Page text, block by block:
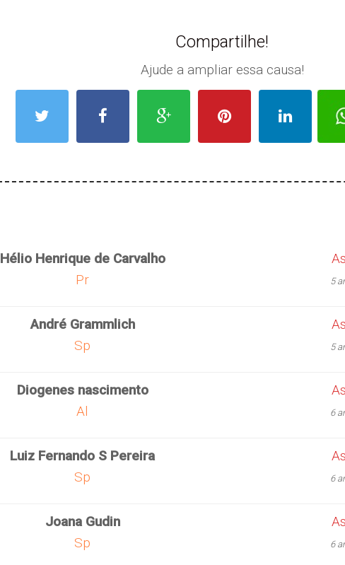
Compartilhe!
Ajude a ampliar essa causa!
Hélio Henrique de Carvalho
Pr
5
André Grammlich
Sp
5
Diogenes nascimento
Al
6
Luiz Fernando S Pereira
Sp
6
Joana Gudin
Sp
6